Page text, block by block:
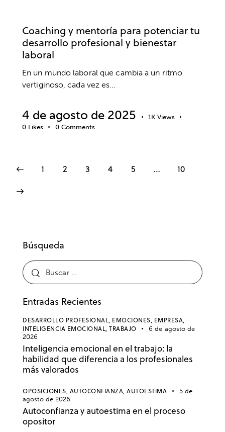
Coaching y mentoría para potenciar tu
desarrollo profesional y bienestar
laboral
En un mundo laboral que cambia a un ritmo
vertiginoso, cada vez es…
4 de agosto de 2025 1K Views
0 Likes 0 Comments
1 2 3 4 5 … 10
Búsqueda
Entradas Recientes
DESARROLLO PROFESIONAL, EMOCIONES, EMPRESA,
INTELIGENCIA EMOCIONAL, TRABAJO
6 de agosto de
2026
Inteligencia emocional en el trabajo: la
habilidad que diferencia a los profesionales
más valorados
OPOSICIONES, AUTOCONFIANZA, AUTOESTIMA
5 de
agosto de 2026
Autoconfianza y autoestima en el proceso
opositor